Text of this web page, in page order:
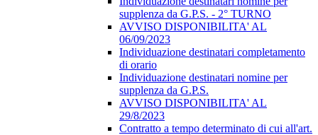
supplenza da G.P.S. - 2° TURNO
AVVISO DISPONIBILITA' AL
06/09/2023
Individuazione destinatari completamento
di orario
Individuazione destinatari nomine per
supplenza da G.P.S.
AVVISO DISPONIBILITA' AL
29/8/2023
Contratto a tempo determinato di cui all'art.